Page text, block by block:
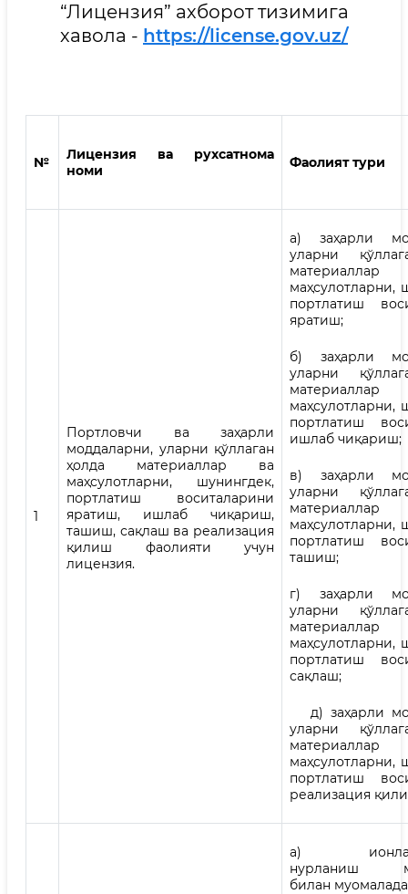
“Лицензия” ахборот тизимига
хавола - https://license.gov.uz/
№
Лицензия ва рухсатнома
номи
Фаолият тури
1
Портловчи ва заҳарли
моддаларни, уларни қўллаган
ҳолда материаллар ва
маҳсулотларни, шунингдек,
портлатиш воситаларини
яратиш, ишлаб чиқариш,
ташиш, сақлаш ва реализация
қилиш фаолияти учун
лицензия.
а) заҳарли
уларни
маҳсулотларни,
портлатиш
яратиш;
б) заҳарли
уларни
маҳсулотларни,
портлатиш
ишлаб чиқариш;
в) заҳарли
уларни
маҳсулотларни,
портлатиш
ташиш;
г) заҳарли
уларни
маҳсулотларни,
портлатиш
сақлаш;
д) заҳарли
уларни
маҳсулотларни,
портлатиш
реализация
а)
нурланиш
билан